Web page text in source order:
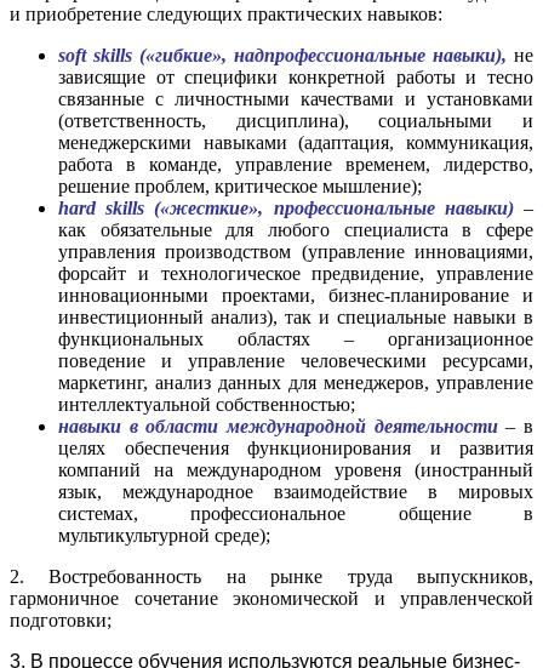
и приобретение следующих практических навыков:
soft skills («гибкие», надпрофессиональные навыки), не
зависящие от специфики конкретной работы и тесно
связанные с личностными качествами и установками
(ответственность, дисциплина), социальными и
менеджерскими навыками (адаптация, коммуникация,
работа в команде, управление временем, лидерство,
решение проблем, критическое мышление);
hard skills («жесткие», профессиональные навыки) –
как обязательные для любого специалиста в сфере
управления производством (управление инновациями,
форсайт и технологическое предвидение, управление
инновационными проектами, бизнес-планирование и
инвестиционный анализ), так и специальные навыки в
функциональных областях – организационное
поведение и управление человеческими ресурсами,
маркетинг, анализ данных для менеджеров, управление
интеллектуальной собственностью;
навыки в области международной деятельности – в
целях обеспечения функционирования и развития
компаний на международном уровеня (иностранный
язык, международное взаимодействие в мировых
системах, профессиональное общение в
мультикультурной среде);
2. Востребованность на рынке труда выпускников,
гармоничное сочетание экономической и управленческой
подготовки;
3. В процессе обучения используются реальные бизнес-